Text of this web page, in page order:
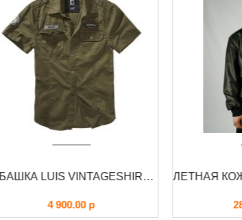
РУБАШКА LUIS VINTAGESHIRT SHORT BRANDIT
4 900.00 р 28 500.00